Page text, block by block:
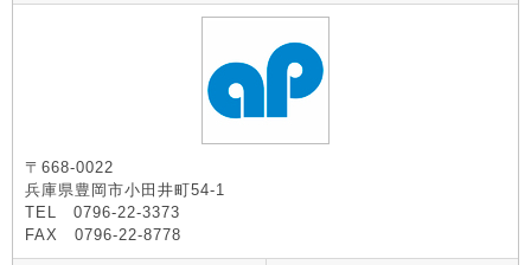
〒668-0022
兵庫県豊岡市小田井町54-1
TEL 0796-22-3373
FAX 0796-22-8778